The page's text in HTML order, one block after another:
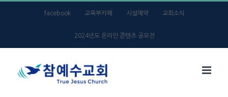
facebook 교육부카페 시설예약 교회소식
2024년도 온라인 콘텐츠 공모전